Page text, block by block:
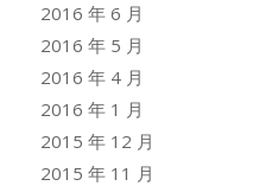
2016 年 6 月
2016 年 5 月
2016 年 4 月
2016 年 1 月
2015 年 12 月
2015 年 11 月